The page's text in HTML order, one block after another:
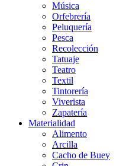
Música
Orfebrería
Peluquería
Pesca
Recolección
Tatuaje
Teatro
Textil
Tintorería
Viverista
Zapatería
Materialidad
Alimento
Arcilla
Cacho de Buey